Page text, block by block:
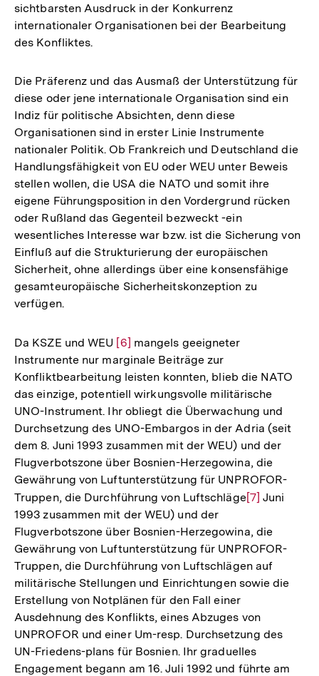
sichtbarsten Ausdruck in der Konkurrenz
internationaler Organisationen bei der Bearbeitung
des Konfliktes.
Die Präferenz und das Ausmaß der Unterstützung für
diese oder jene internationale Organisation sind ein
Indiz für politische Absichten, denn diese
Organisationen sind in erster Linie Instrumente
nationaler Politik. Ob Frankreich und Deutschland die
Handlungsfähigkeit von EU oder WEU unter Beweis
stellen wollen, die USA die NATO und somit ihre
eigene Führungsposition in den Vordergrund rücken
oder Rußland das Gegenteil bezweckt -ein
wesentliches Interesse war bzw. ist die Sicherung von
Einfluß auf die Strukturierung der europäischen
Sicherheit, ohne allerdings über eine konsensfähige
gesamteuropäische Sicherheitskonzeption zu
verfügen.
Da KSZE und WEU Zur
Auflösung
der
Fußnote
[6] mangels geeigneter
Instrumente nur marginale Beiträge zur
Konfliktbearbeitung leisten konnten, blieb die NATO
das einzige, potentiell wirkungsvolle militärische
UNO-Instrument. Ihr obliegt die Überwachung und
Durchsetzung des UNO-Embargos in der Adria (seit
dem 8. Juni 1993 zusammen mit der WEU) und der
Flugverbotszone über Bosnien-Herzegowina, die
Gewährung von Luftunterstützung für UNPROFOR-
Truppen, die Durchführung von LuftschlägeZur
der
Fußnote
[7] Juni
1993 zusammen mit der WEU) und der
Flugverbotszone über Bosnien-Herzegowina, die
Gewährung von Luftunterstützung für UNPROFOR-
Truppen, die Durchführung von Luftschlägen auf
militärische Stellungen und Einrichtungen sowie die
Erstellung von Notplänen für den Fall einer
Ausdehnung des Konflikts, eines Abzuges von
UNPROFOR und einer Um-resp. Durchsetzung des
UN-Friedens-plans für Bosnien. Ihr graduelles
Engagement begann am 16. Juli 1992 und führte am